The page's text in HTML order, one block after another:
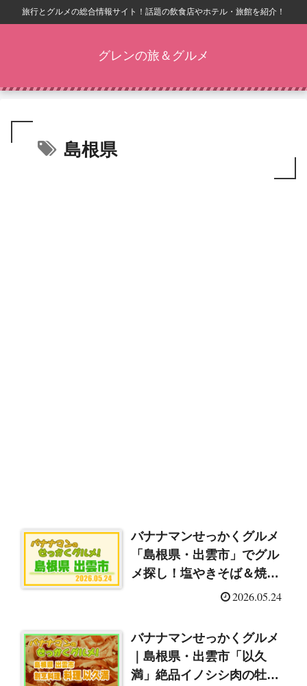
旅行とグルメの総合情報サイト！話題の飲食店やホテル・旅館を紹介！
グレンの旅＆グルメ
島根県
バナナマンせっかくグルメ
「島根県・出雲市」でグル
メ探し！塩やきそば＆焼肉
＆華やか鍋＆出雲そば2026.05.24
バナナマンせっかくグルメ
｜島根県・出雲市「以久
満」絶品イノシシ肉の牡丹